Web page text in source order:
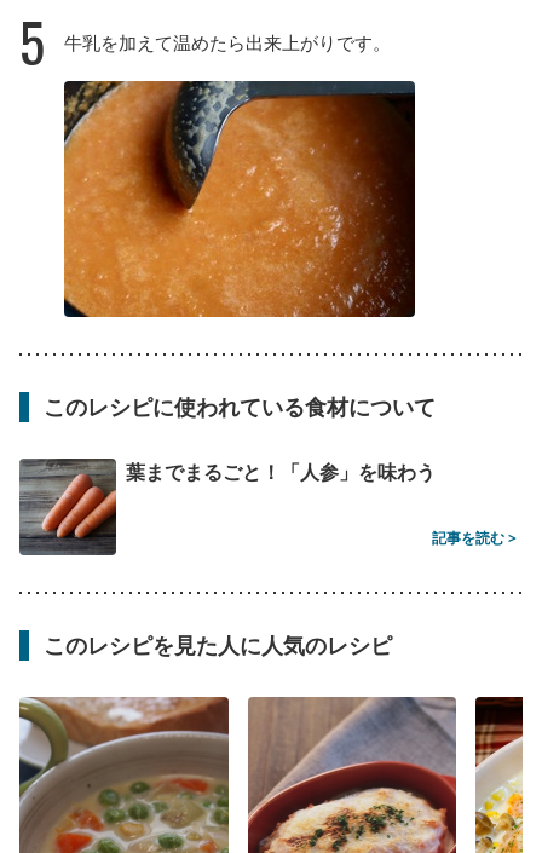
5 牛乳を加えて温めたら出来上がりです。
このレシピに使われている食材について
葉までまるごと！「人参」を味わう
記事を読む >
このレシピを見た人に人気のレシピ